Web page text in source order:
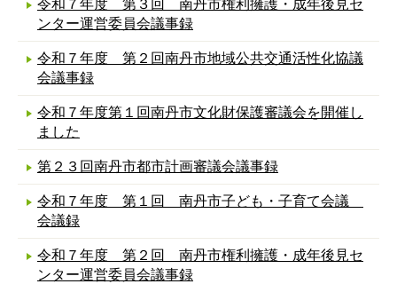
令和７年度 第３回 南丹市権利擁護・成年後見セ
ンター運営委員会議事録
令和７年度 第２回南丹市地域公共交通活性化協議
会議事録
令和７年度第１回南丹市文化財保護審議会を開催し
ました
第２３回南丹市都市計画審議会議事録
令和７年度 第１回 南丹市子ども・子育て会議
会議録
令和７年度 第２回 南丹市権利擁護・成年後見セ
ンター運営委員会議事録